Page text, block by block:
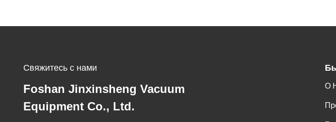
Свяжитесь с нами
Foshan Jinxinsheng Vacuum
Equipment Co., Ltd.
О